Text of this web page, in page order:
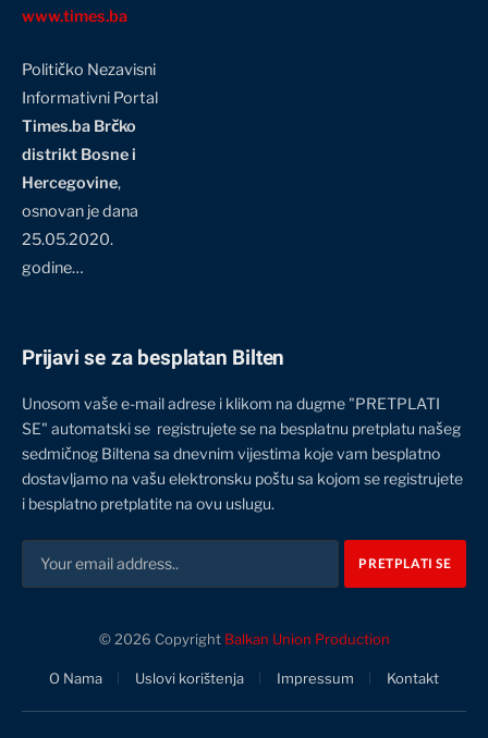
www.times.ba
Političko Nezavisni
Informativni Portal
Times.ba Brčko
distrikt Bosne i
Hercegovine,
osnovan je dana
25.05.2020.
godine…
Prijavi se za besplatan Bilten
Unosom vaše e-mail adrese i klikom na dugme "PRETPLATI
SE" automatski se registrujete se na besplatnu pretplatu našeg
sedmičnog Biltena sa dnevnim vijestima koje vam besplatno
dostavljamo na vašu elektronsku poštu sa kojom se registrujete
i besplatno pretplatite na ovu uslugu.
© 2026 Copyright Balkan Union Production
O Nama Uslovi korištenja Impressum Kontakt